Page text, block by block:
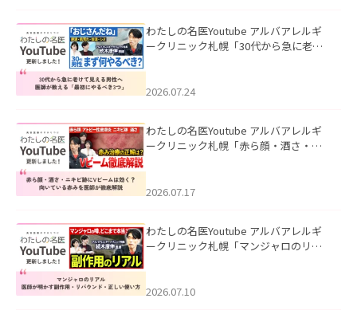
わたしの名医Youtube アルバアレルギ
ークリニック札幌「30代から急に老け
た。
2026.07.24
わたしの名医Youtube アルバアレルギ
ークリニック札幌「赤ら顔・酒さ・ニ
した。
2026.07.17
わたしの名医Youtube アルバアレルギ
ークリニック札幌「マンジャロのリア
た。
2026.07.10